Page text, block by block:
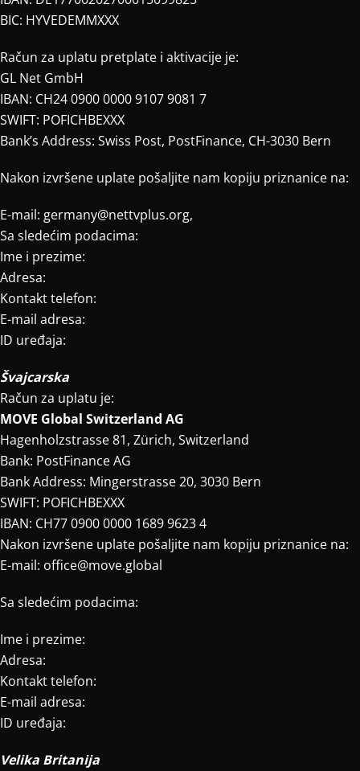
BIC: HYVEDEMMXXX
Račun za uplatu pretplate i aktivacije je:
GL Net GmbH
IBAN: CH24 0900 0000 9107 9081 7
SWIFT: POFICHBEXXX
Bank’s Address: Swiss Post, PostFinance, CH-3030 Bern
Nakon izvršene uplate pošaljite nam kopiju priznanice na:
E-mail: germany@nettvplus.org,
Sa sledećim podacima:
Ime i prezime:
Adresa:
Kontakt telefon:
E-mail adresa:
ID uređaja:
Švajcarska
Račun za uplatu je:
MOVE Global Switzerland AG
Hagenholzstrasse 81, Zürich, Switzerland
Bank: PostFinance AG
Bank Address: Mingerstrasse 20, 3030 Bern
SWIFT: POFICHBEXXX
IBAN: CH77 0900 0000 1689 9623 4
Nakon izvršene uplate pošaljite nam kopiju priznanice na:
E-mail: office@move.global
Sa sledećim podacima:
Ime i prezime:
Adresa:
Kontakt telefon:
E-mail adresa:
ID uređaja:
Velika Britanija